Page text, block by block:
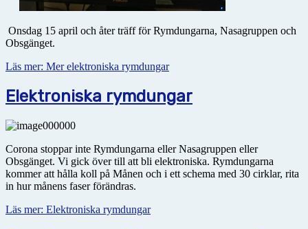
Onsdag 15 april och åter träff för Rymdungarna, Nasagruppen och
Obsgänget.
Läs mer: Mer elektroniska rymdungar
Elektroniska rymdungar
Corona stoppar inte Rymdungarna eller Nasagruppen eller
Obsgänget. Vi gick över till att bli elektroniska. Rymdungarna
kommer att hålla koll på Månen och i ett schema med 30 cirklar, rita
in hur månens faser förändras.
Läs mer: Elektroniska rymdungar